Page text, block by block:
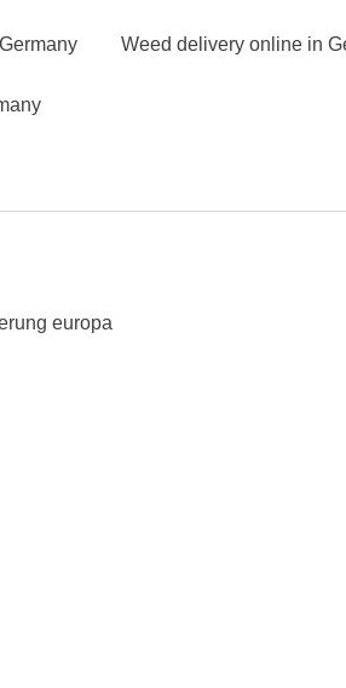
Weed delivery online in
europa